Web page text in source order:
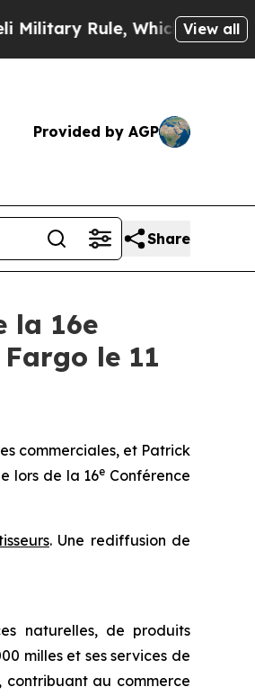
Rule, Which OffersView all
Provided by AGP
Share
la 16e
le 11
commerciales, et Patrick
lors de la 16e Conférence
. Une rediffusion de
naturelles, de produits
milles et ses services de
au commerce